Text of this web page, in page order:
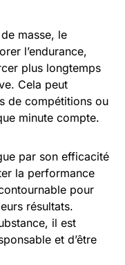
masse, le
l’endurance,
plus longtemps
Cela peut
de compétitions ou
minute compte.
par son efficacité
la performance
pour
résultats.
il est
et d’être